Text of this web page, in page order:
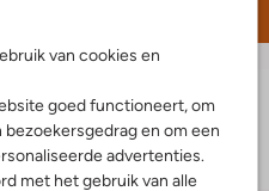
van cookies en
goed functioneert, om
en om een
advertenties.
met het gebruik van alle